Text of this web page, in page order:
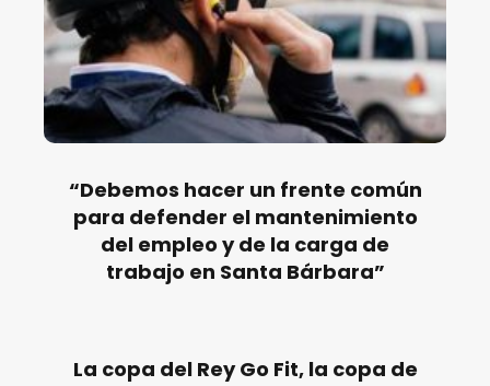
“Debemos hacer un frente común
para defender el mantenimiento
del empleo y de la carga de
trabajo en Santa Bárbara”
La copa del Rey Go Fit, la copa de